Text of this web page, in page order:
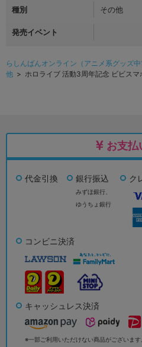
種別 その他
発売イベント
らしんばんオンライン（アニメ系グッズ
他 > ホロライブ 活動3周年記念 ビビスマ
お支払
代金引換 銀行振込
みずほ銀行、
ゆうちょ銀行
ク
コンビニ決済
キャッシュレス決済
※一部ご利用いただけない商品がございます